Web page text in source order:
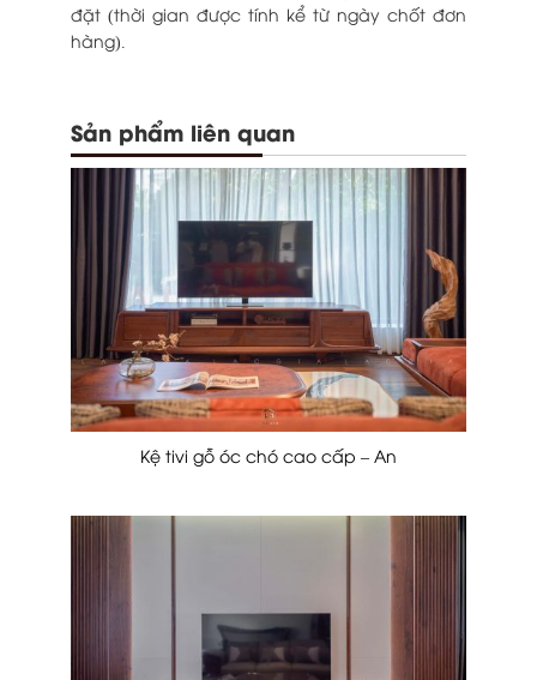
đặt (thời gian được tính kể từ ngày chốt đơn
hàng).
Sản phẩm liên quan
Kệ tivi gỗ óc chó cao cấp – An